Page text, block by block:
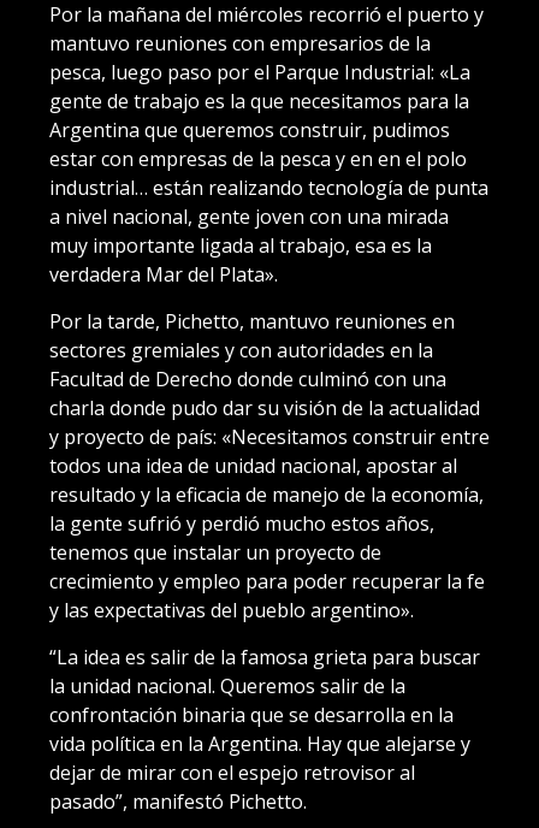
Por la mañana del miércoles recorrió el puerto y
mantuvo reuniones con empresarios de la
pesca, luego paso por el Parque Industrial: «La
gente de trabajo es la que necesitamos para la
Argentina que queremos construir, pudimos
estar con empresas de la pesca y en en el polo
industrial… están realizando tecnología de punta
a nivel nacional, gente joven con una mirada
muy importante ligada al trabajo, esa es la
verdadera Mar del Plata».
Por la tarde, Pichetto, mantuvo reuniones en
sectores gremiales y con autoridades en la
Facultad de Derecho donde culminó con una
charla donde pudo dar su visión de la actualidad
y proyecto de país: «Necesitamos construir entre
todos una idea de unidad nacional, apostar al
resultado y la eficacia de manejo de la economía,
la gente sufrió y perdió mucho estos años,
tenemos que instalar un proyecto de
crecimiento y empleo para poder recuperar la fe
y las expectativas del pueblo argentino».
“La idea es salir de la famosa grieta para buscar
la unidad nacional. Queremos salir de la
confrontación binaria que se desarrolla en la
vida política en la Argentina. Hay que alejarse y
dejar de mirar con el espejo retrovisor al
pasado”, manifestó Pichetto.